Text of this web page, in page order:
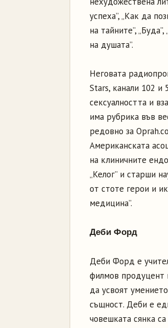
успеха”, „Как да
на тайните”,
на душата”.
Неговата
Stars, канали 102 и
сексуалността и
има рубрика във
редовно за
Американската
на клиничните
„Келог” и старши
от стоте герои и
медицина”.
Деби Форд
Деби Форд е
филмов продуцент
да усвоят
същност. Деби е
човешката сянка